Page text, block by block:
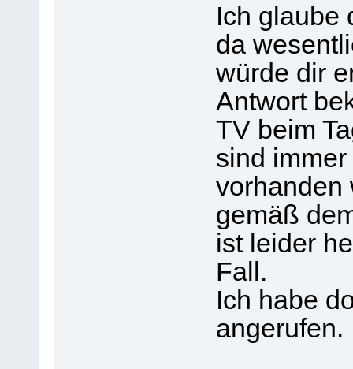
Ich glaube
da
würde dir
Antwort
TV beim
sind
vorhanden
gemäß
ist leider
Fall.
Ich habe
angerufen.